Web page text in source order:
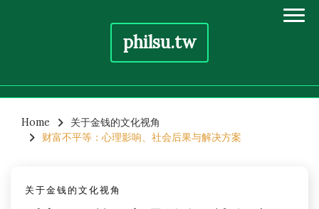
philsu.tw
content
Home
关于金钱的文化视角
财富不平等：心理影响、社会后果与解决方案
关于金钱的文化视角